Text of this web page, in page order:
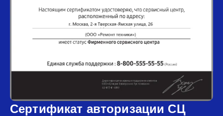
Сертификат авторизации СЦ